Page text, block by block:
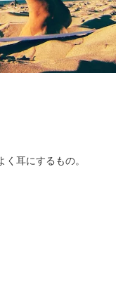
耳にするもの。